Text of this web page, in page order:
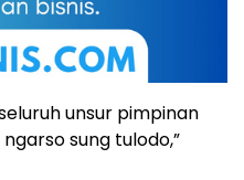
unsur pimpinan
sung tulodo,”